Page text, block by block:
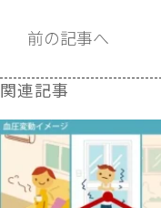
前の記事へ
関連記事